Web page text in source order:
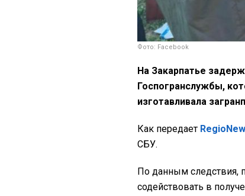
Фото: Facebook
На Закарпатье
Госпогранслужбы,
изготавливала
Как передает
СБУ.
По данным следствия,
содействовать в